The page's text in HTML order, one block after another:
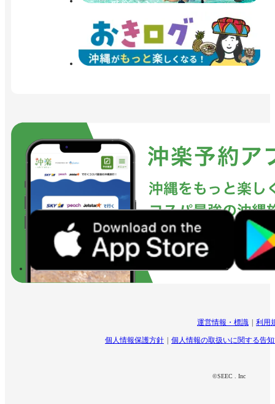
運営情報・標識 利用
個人情報保護方針 個人情報の取扱いに関する告
©SEEC . Inc